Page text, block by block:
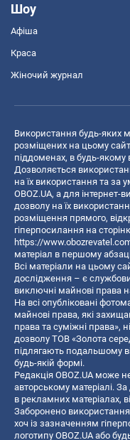
Шоу
Афіша
Краса
Жіночий журнал
Використання будь-яких
розміщених на цьому
піддоменах, в будь-якому
Дозволяється
на їх використання та за
OBOZ.UA, а для
дозволу на їх
розміщення прямого,
гіперпосилання на
https://
матеріал в першому
Всі матеріали на цьому
дослідження – є
виключні майнові права
На всі опубліковані
майнові права, які
права та суміжні права»,
дозволу ТОВ «Золота
підлягають подальшому
будь-якій формі.
Редакція OBOZ.UA може
авторському матеріалі. За
в рекламних матеріалах,
Заборонено
хоч із зазначенням
логотипу OBOZ.UA або